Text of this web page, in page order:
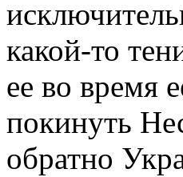
какой-то
ее во время
покинуть
обратно